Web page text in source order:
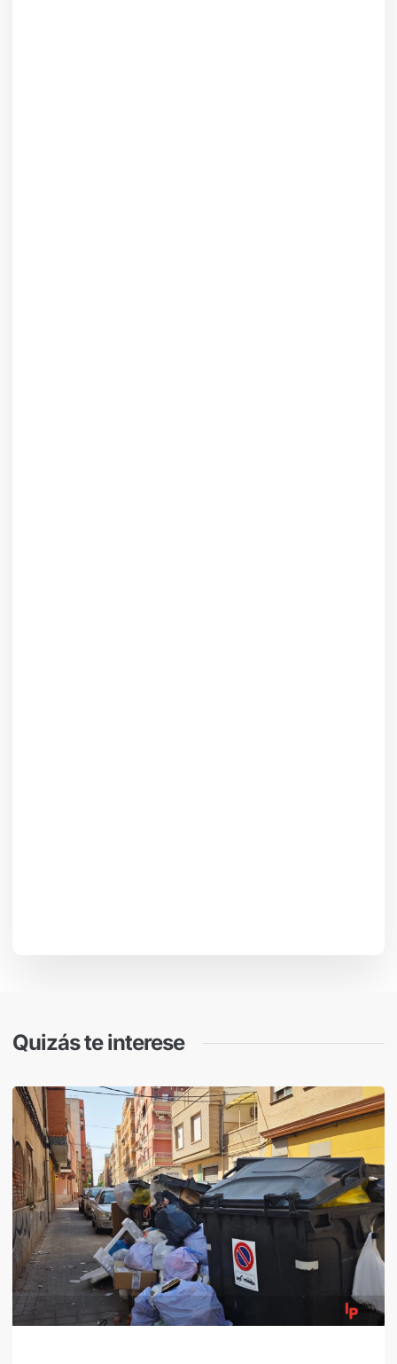
Quizás te interese